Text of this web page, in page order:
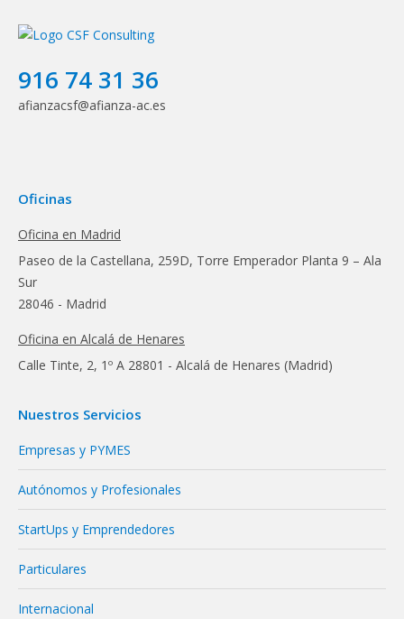
916 74 31 36
afianzacsf@afianza-ac.es
Oficinas
Oficina en Madrid
Paseo de la Castellana, 259D, Torre Emperador Planta 9 – Ala
Sur
28046 - Madrid
Oficina en Alcalá de Henares
Calle Tinte, 2, 1º A 28801 - Alcalá de Henares (Madrid)
Nuestros Servicios
Empresas y PYMES
Autónomos y Profesionales
StartUps y Emprendedores
Particulares
Internacional